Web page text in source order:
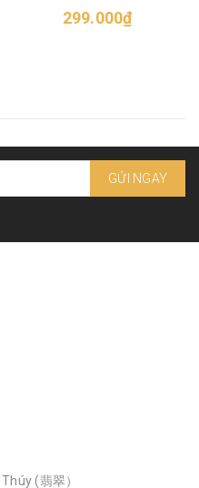
299.000₫
GỬI NGAY
(翡翠）